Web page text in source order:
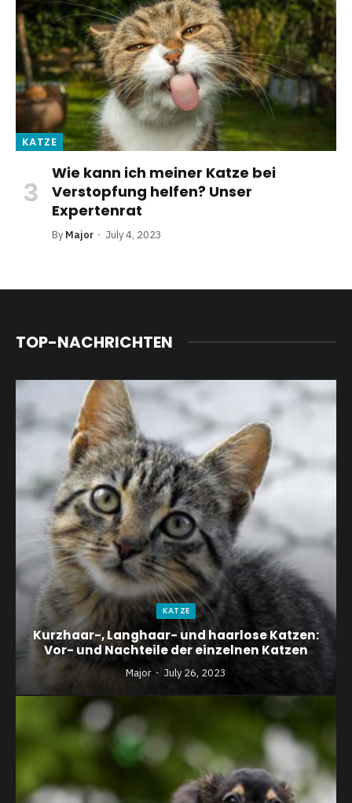
KATZE
Wie kann ich meiner Katze bei
Verstopfung helfen? Unser
Expertenrat
By Major July 4, 2023
TOP-NACHRICHTEN
KATZE
Kurzhaar-, Langhaar- und haarlose Katzen:
Vor- und Nachteile der einzelnen Katzen
Major July 26, 2023